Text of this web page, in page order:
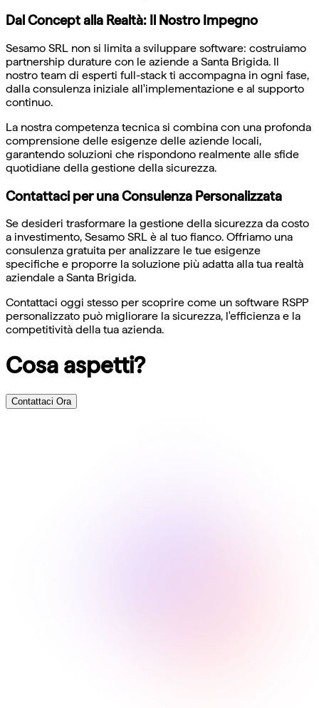
Dal Concept alla Realtà: Il Nostro Impegno
Sesamo SRL non si limita a sviluppare software: costruiamo
partnership durature con le aziende a Santa Brigida. Il
nostro team di esperti full-stack ti accompagna in ogni fase,
dalla consulenza iniziale all'implementazione e al supporto
continuo.
La nostra competenza tecnica si combina con una profonda
comprensione delle esigenze delle aziende locali,
garantendo soluzioni che rispondono realmente alle sfide
quotidiane della gestione della sicurezza.
Contattaci per una Consulenza Personalizzata
Se desideri trasformare la gestione della sicurezza da costo
a investimento, Sesamo SRL è al tuo fianco. Offriamo una
consulenza gratuita per analizzare le tue esigenze
specifiche e proporre la soluzione più adatta alla tua realtà
aziendale a Santa Brigida.
Contattaci oggi stesso per scoprire come un software RSPP
personalizzato può migliorare la sicurezza, l'efficienza e la
competitività della tua azienda.
Cosa aspetti?
Contattaci Ora